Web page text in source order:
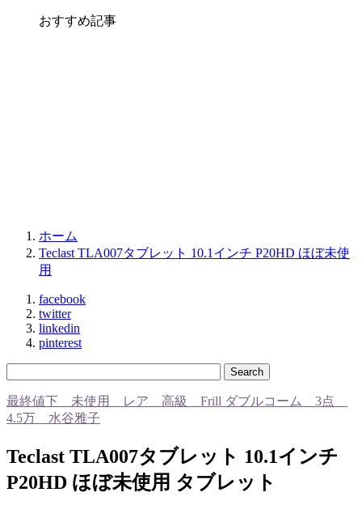
おすすめ記事
ホーム
Teclast TLA007タブレット 10.1インチ P20HD ほぼ未使
用
facebook
twitter
linkedin
pinterest
最終値下 未使用 レア 高級 Frill ダブルコーム 3点
4.5万 水谷雅子
Teclast TLA007タブレット 10.1インチ
P20HD ほぼ未使用 タブレット